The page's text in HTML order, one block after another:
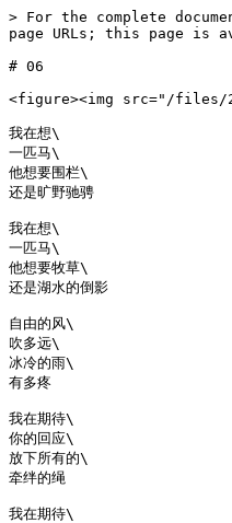
> For the complete
page URLs; this page is
# 06
<figure><img src="/files/
我在想\
一匹马\
他想要围栏\
还是旷野驰骋
我在想\
一匹马\
他想要牧草\
还是湖水的倒影
自由的风\
吹多远\
冰冷的雨\
有多疼
我在期待\
你的回应\
放下所有的\
牵绊的绳
我在期待\